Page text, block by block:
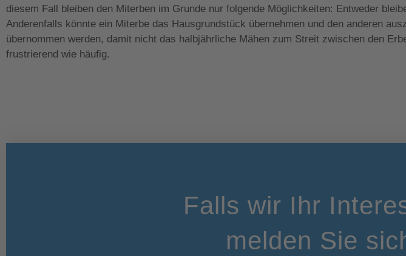
diesem Fall bleiben den Miterben im Grunde nur folgende Möglichkeiten: Entweder
Anderenfalls könnte ein Miterbe das Hausgrundstück übernehmen und den anderen
übernommen werden, damit nicht das halbjährliche Mähen zum Streit zwischen den
frustrierend wie häufig.
Falls wir Ihr
melden Sie